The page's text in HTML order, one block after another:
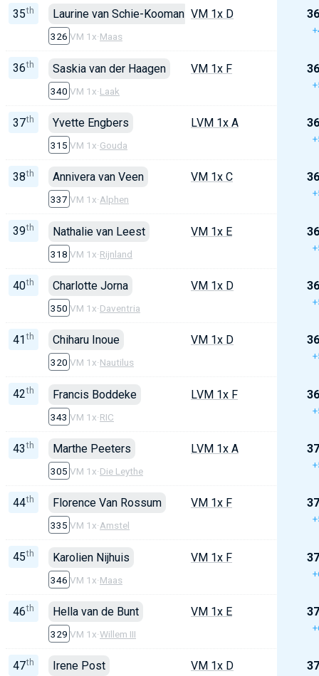
35th Laurine van Schie-Kooman
326 VM 1x·Maas
VM 1x D
36th Saskia van der Haagen
340 VM 1x·Laak
VM 1x F
37th Yvette Engbers
315 VM 1x·Gouda
LVM 1x A
38th Annivera van Veen
337 VM 1x·Alphen
VM 1x C
39th Nathalie van Leest
318 VM 1x·Rijnland
VM 1x E
40th Charlotte Jorna
350 VM 1x·Daventria
VM 1x D
41 th Chiharu Inoue
320 VM 1x·Nautilus
VM 1x D
42th Francis Boddeke
343 VM 1x·RIC
LVM 1x F
43 th Marthe Peeters
305 VM 1x·Die Leythe
LVM 1x A
44th Florence Van Rossum
335 VM 1x·Amstel
VM 1x F
45th Karolien Nijhuis
346 VM 1x·Maas
VM 1x F
46th Hella van de Bunt
329 VM 1x·Willem III
VM 1x E
47th Irene Post VM 1x D